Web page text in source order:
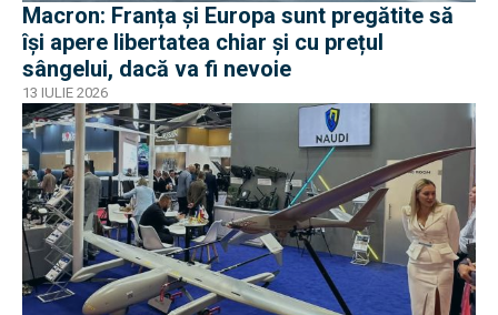
Macron: Franța și Europa sunt pregătite să
își apere libertatea chiar și cu prețul
sângelui, dacă va fi nevoie
13 IULIE 2026